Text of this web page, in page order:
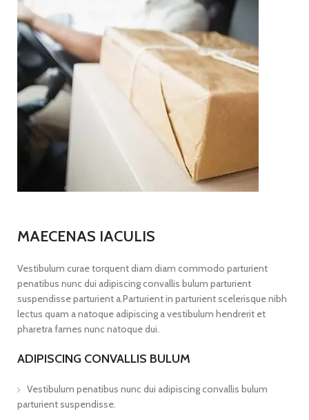
MAECENAS IACULIS
Vestibulum curae torquent diam diam commodo parturient
penatibus nunc dui adipiscing convallis bulum parturient
suspendisse parturient a.Parturient in parturient scelerisque nibh
lectus quam a natoque adipiscing a vestibulum hendrerit et
pharetra fames nunc natoque dui.
ADIPISCING CONVALLIS BULUM
Vestibulum penatibus nunc dui adipiscing convallis bulum
parturient suspendisse.